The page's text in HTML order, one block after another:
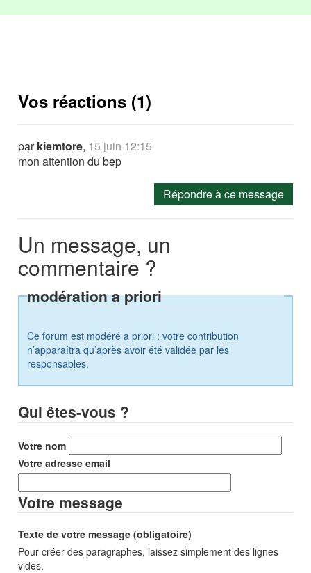
Vos réactions (1)
parkiemtore, 15 juin 12:15
mon attention du bep
Répondre à ce message
Un message, un
commentaire ?
modération a priori
Ce forum est modéré a priori : votre contribution
n’apparaîtra qu’après avoir été validée par les
responsables.
Qui êtes-vous ?
Votre nom
Votre adresse email
Votre message
Texte de votre message (obligatoire)
Pour créer des paragraphes, laissez simplement des lignes
vides.